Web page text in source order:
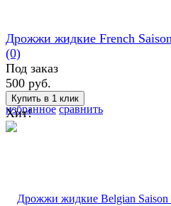
избранное сравнить
Дрожжи жидкие French
(0)
Под заказ
500 руб.
Хит!